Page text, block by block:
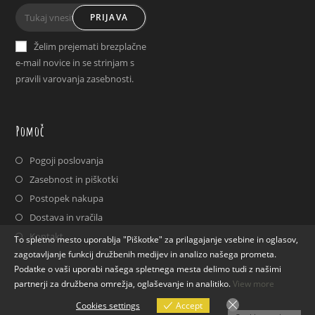
in
new
in
new
PRIJAVA
Želim prejemati brezplačne
e-mail novice in se strinjam s
pravili varovanja zasebnosti.
Pomoč
Pogoji poslovanja
Zasebnost in piškotki
Postopek nakupa
Dostava in vračila
Kontakt
To spletno mesto uporablja "Piškotke" za prilagajanje vsebine in oglasov,
zagotavljanje funkcij družbenih medijev in analizo našega prometa.
Podatke o vaši uporabi našega spletnega mesta delimo tudi z našimi
partnerji za družbena omrežja, oglaševanje in analitiko.View more
Cookies settings
Accept